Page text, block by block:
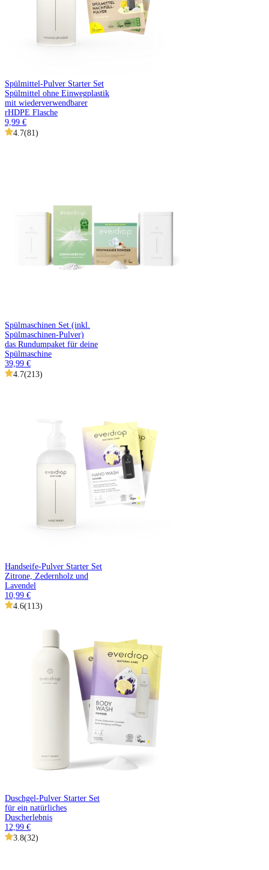
Spülmittel-Pulver Starter Set
Spülmittel ohne Einwegplastik
mit wiederverwendbarer
rHDPE Flasche
9,99 €
4.7(81)
Spülmaschinen Set (inkl.
Spülmaschinen-Pulver)
das Rundumpaket für deine
Spülmaschine
39,99 €
4.7(213)
Handseife-Pulver Starter Set
Zitrone, Zedernholz und
Lavendel
10,99 €
4.6(113)
Duschgel-Pulver Starter Set
für ein natürliches
Duscherlebnis
12,99 €
3.8(32)